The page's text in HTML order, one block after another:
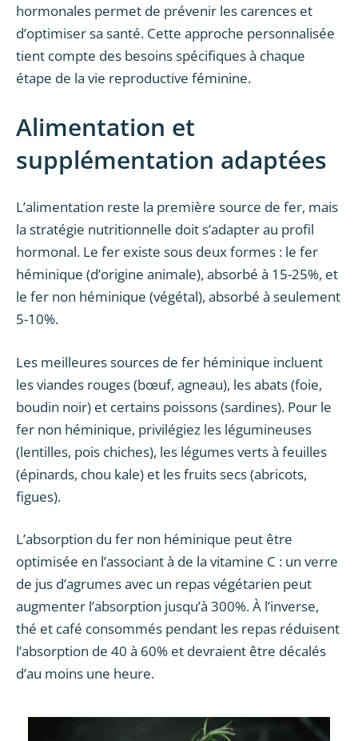
hormonales permet de prévenir les carences et
d’optimiser sa santé. Cette approche personnalisée
tient compte des besoins spécifiques à chaque
étape de la vie reproductive féminine.
Alimentation et
supplémentation adaptées
L’alimentation reste la première source de fer, mais
la stratégie nutritionnelle doit s’adapter au profil
hormonal. Le fer existe sous deux formes : le fer
héminique (d’origine animale), absorbé à 15-25%, et
le fer non héminique (végétal), absorbé à seulement
5-10%.
Les meilleures sources de fer héminique incluent
les viandes rouges (bœuf, agneau), les abats (foie,
boudin noir) et certains poissons (sardines). Pour le
fer non héminique, privilégiez les légumineuses
(lentilles, pois chiches), les légumes verts à feuilles
(épinards, chou kale) et les fruits secs (abricots,
figues).
L’absorption du fer non héminique peut être
optimisée en l’associant à de la vitamine C : un verre
de jus d’agrumes avec un repas végétarien peut
augmenter l’absorption jusqu’à 300%. À l’inverse,
thé et café consommés pendant les repas réduisent
l’absorption de 40 à 60% et devraient être décalés
d’au moins une heure.